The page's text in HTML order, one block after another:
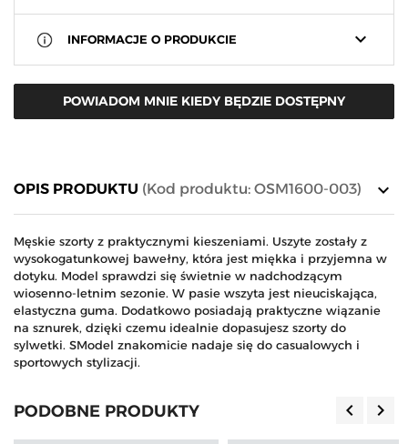
keyboard_arrow_down
INFORMACJE O PRODUKCIE
POWIADOM MNIE KIEDY BĘDZIE DOSTĘPNY
keyboard_arrow_down
OPIS PRODUKTU (Kod produktu: OSM1600-003)
Męskie szorty z praktycznymi kieszeniami. Uszyte zostały z
wysokogatunkowej bawełny, która jest miękka i przyjemna w
dotyku. Model sprawdzi się świetnie w nadchodzącym
wiosenno-letnim sezonie. W pasie wszyta jest nieuciskająca,
elastyczna guma. Dodatkowo posiadają praktyczne wiązanie
na sznurek, dzięki czemu idealnie dopasujesz szorty do
sylwetki. SModel znakomicie nadaje się do casualowych i
sportowych stylizacji.
PODOBNE PRODUKTY keyboard_arrow_left keyboard_arrow_right